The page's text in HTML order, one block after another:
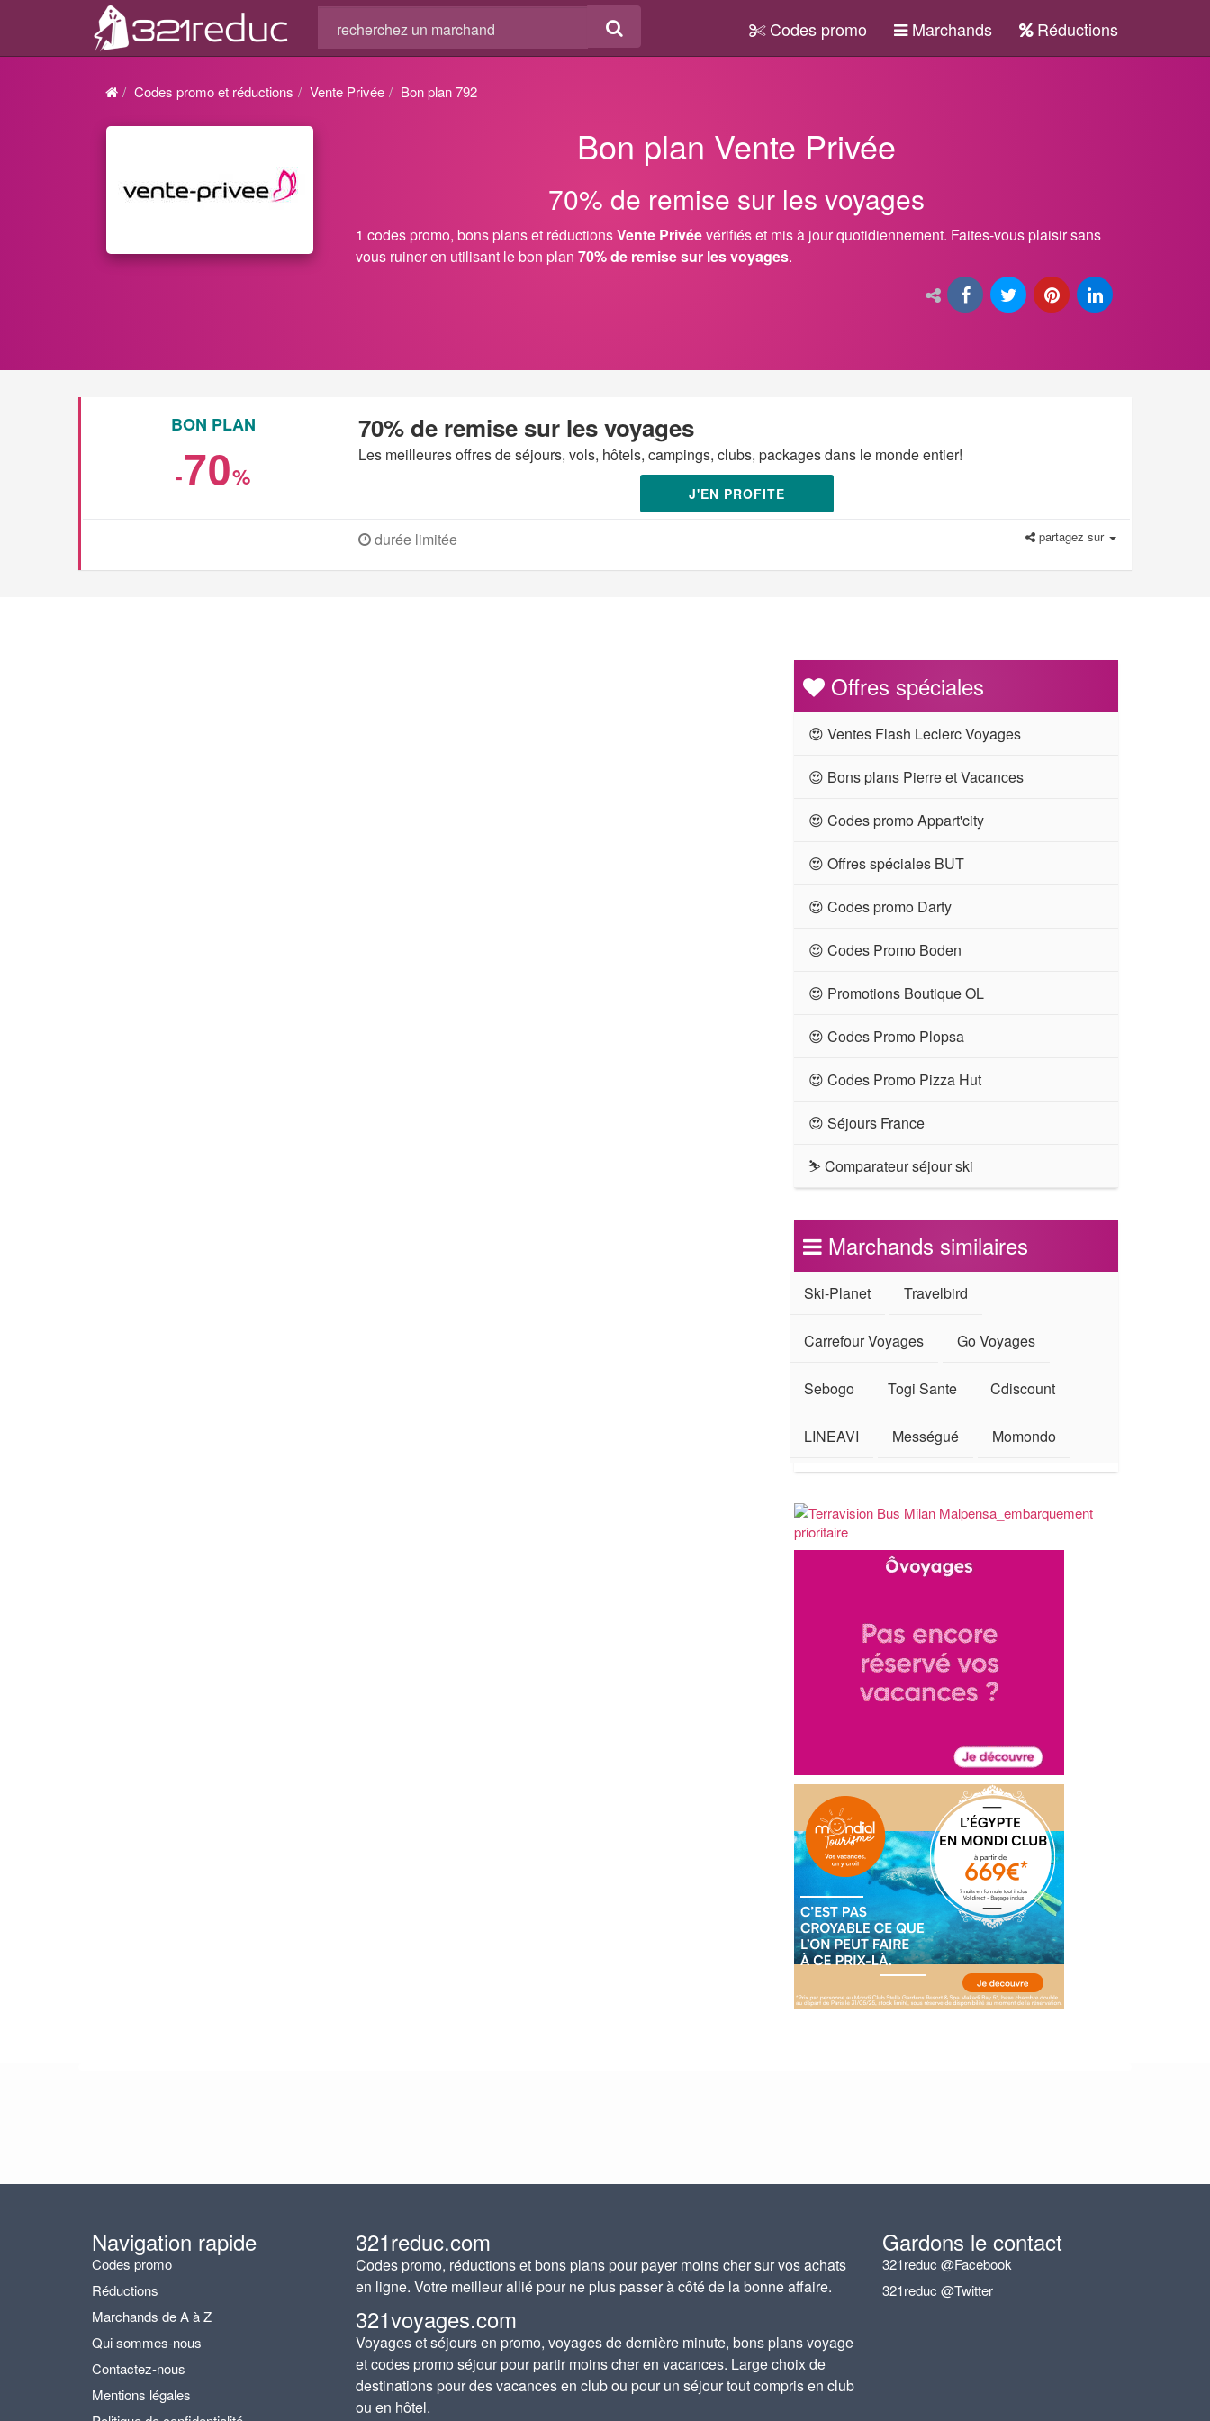
Codes promo Marchands Réductions
Codes promo et réductions Vente Privée Bon plan 792
Bon plan Vente Privée
70% de remise sur les voyages
1 codes promo, bons plans et réductionsVente Privéevérifiés et mis à jour quotidiennement. Faites-vous plaisir sans
vous ruiner en utilisant le bon plan 70% de remise sur les voyages.
BON PLAN
-70%
70% de remise sur les voyages
Les meilleures offres de séjours, vols, hôtels, campings, clubs, packages dans le monde entier!
J'EN PROFITE
durée limitée partagez sur
Offres spéciales
😍 Ventes Flash Leclerc Voyages
😍 Bons plans Pierre et Vacances
😍 Codes promo Appart'city
😍 Offres spéciales BUT
😍 Codes promo Darty
😍 Codes Promo Boden
😍 Promotions Boutique OL
😍 Codes Promo Plopsa
😍 Codes Promo Pizza Hut
😍 Séjours France
⛷ Comparateur séjour ski
Marchands similaires
Ski-Planet Travelbird
Carrefour Voyages Go Voyages
Sebogo Togi Sante Cdiscount
LINEAVI Mességué Momondo
Navigation rapide
Codes promo
Réductions
Marchands de A à Z
Qui sommes-nous
Contactez-nous
Mentions légales
321reduc.com
Codes promo, réductions et bons plans pour payer moins cher sur vos achats
en ligne. Votre meilleur allié pour ne plus passer à côté de la bonne affaire.
321voyages.com
Voyages et séjours en promo, voyages de dernière minute, bons plans voyage
et codes promo séjour pour partir moins cher en vacances. Large choix de
destinations pour des vacances en club ou pour un séjour tout compris en club
ou en hôtel.
Gardons le contact
321reduc @Facebook
321reduc @Twitter